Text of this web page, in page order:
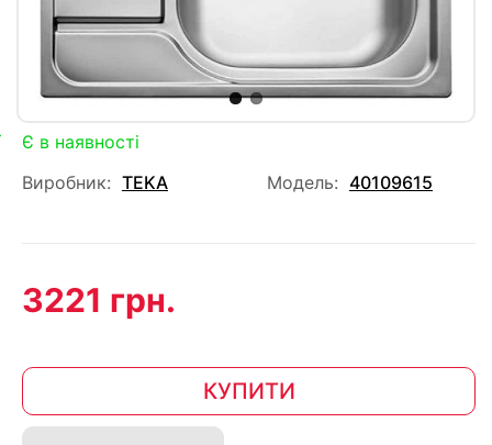
Є в наявності
Виробник: TEKA Модель: 40109615
3221 грн.
КУПИТИ